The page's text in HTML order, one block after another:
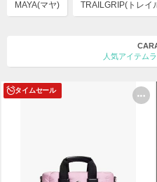
MAYA(マヤ) TRAILGRIP(トレイ
人気アイテム
タイムセール